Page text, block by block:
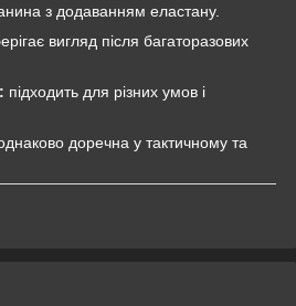
з додаванням еластану.
вигляд після багаторазових
підходить для різних умов і
доречна у тактичному та